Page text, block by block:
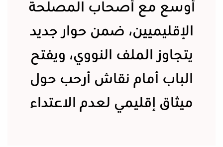
أوسع مع أصحاب المصلحة
الإقليميين، ضمن حوار جديد
يتجاوز الملف النووي، ويفتح
الباب أمام نقاش أرحب حول
ميثاق إقليمي لعدم الاعتداء